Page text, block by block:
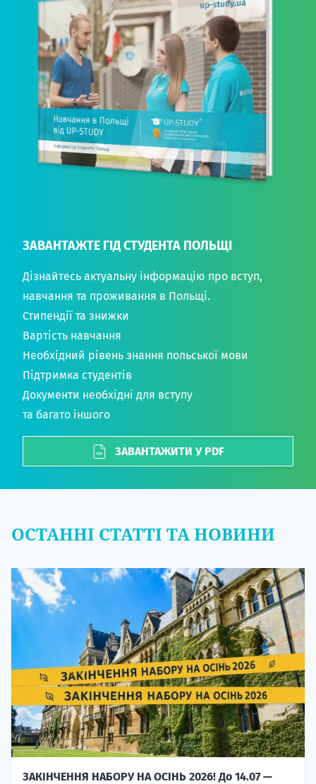
ЗАВАНТАЖТЕ ГІД СТУДЕНТА ПОЛЬЩІ
Дізнайтесь актуальну інформацію про вступ,
навчання та проживання в Польщі.
Стипендії та знижки
Вартість навчання
Необхідний рівень знання польської мови
Підтримка студентів
Документи необхідні для вступу
та багато іншого
ЗАВАНТАЖИТИ У PDF
ОСТАННІ СТАТТІ ТА НОВИНИ
ЗАКІНЧЕННЯ НАБОРУ НА ОСІНЬ 2026! До 14.07 —